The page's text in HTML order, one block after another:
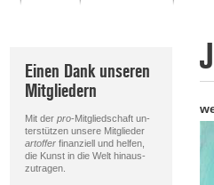
Einen Dank unseren
Mitgliedern
Mit der pro-Mitgliedschaft un-
terstützen unsere Mitglieder
artofferfinanziell und helfen,
die Kunst in die Welt hinaus-
zutragen.